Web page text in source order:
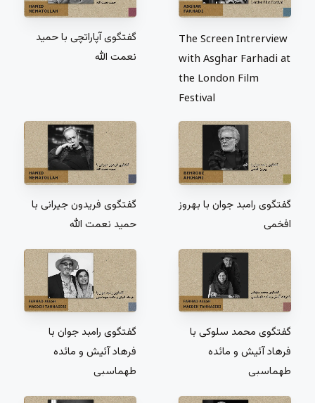
گفتگوی آپاراتچی با حمید
نعمت الله
The Screen Intrerview
with Asghar Farhadi at
the London Film
Festival
گفتگوی فریدون جیرانی با
حمید نعمت الله
گفتگوی رامبد جوان با بهروز
افخمی
گفتگوی رامبد جوان با
فرهاد آئیش و مائده
طهماسبی
گفتگوی محمد سلوکی با
فرهاد آئیش و مائده
طهماسبی